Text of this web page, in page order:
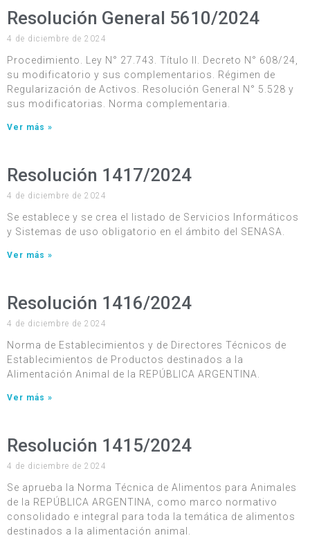
Resolución General 5610/2024
4 de diciembre de 2024
Procedimiento. Ley N° 27.743. Título II. Decreto N° 608/24,
su modificatorio y sus complementarios. Régimen de
Regularización de Activos. Resolución General N° 5.528 y
sus modificatorias. Norma complementaria.
Ver más »
Resolución 1417/2024
4 de diciembre de 2024
Se establece y se crea el listado de Servicios Informáticos
y Sistemas de uso obligatorio en el ámbito del SENASA.
Ver más »
Resolución 1416/2024
4 de diciembre de 2024
Norma de Establecimientos y de Directores Técnicos de
Establecimientos de Productos destinados a la
Alimentación Animal de la REPÚBLICA ARGENTINA.
Ver más »
Resolución 1415/2024
4 de diciembre de 2024
Se aprueba la Norma Técnica de Alimentos para Animales
de la REPÚBLICA ARGENTINA, como marco normativo
consolidado e integral para toda la temática de alimentos
destinados a la alimentación animal.